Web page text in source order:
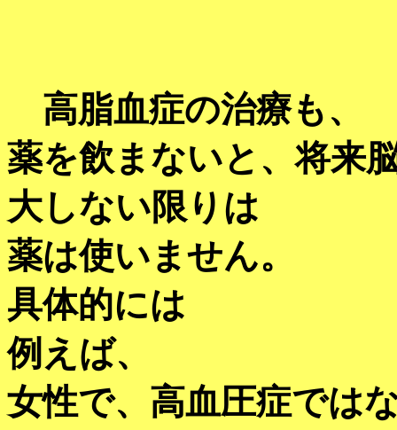
高脂血症の治療も、
薬を飲まないと、将来
大しない限りは
薬は使いません。
具体的には
例えば、
女性で、高血圧症では